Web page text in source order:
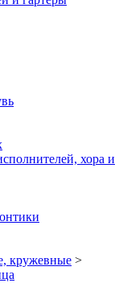
хора и
кружевные >